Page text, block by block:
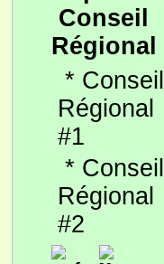
Conseil
Régional
* Conseil
Régional
#1
* Conseil
Régional
#2